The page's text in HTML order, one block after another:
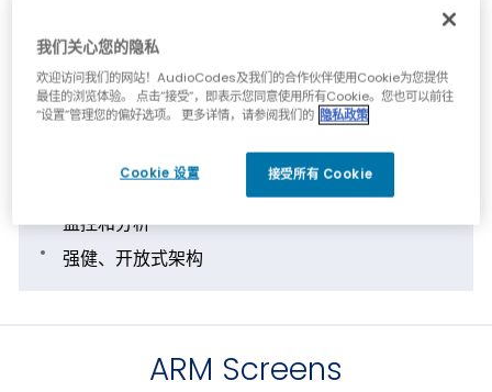
特性
动态路由计算
监控和分析
强健、开放式架构
ARM Screens
我们关心您的隐私
欢迎访问我们的网站！AudioCodes及我们的合作伙伴使用Cookie为您提供
最佳的浏览体验。 点击“接受”，即表示您同意使用所有Cookie。您也可以前往
“设置”管理您的偏好选项。 更多详情，请参阅我们的 隐私政策
Cookie 设置 接受所有 Cookie